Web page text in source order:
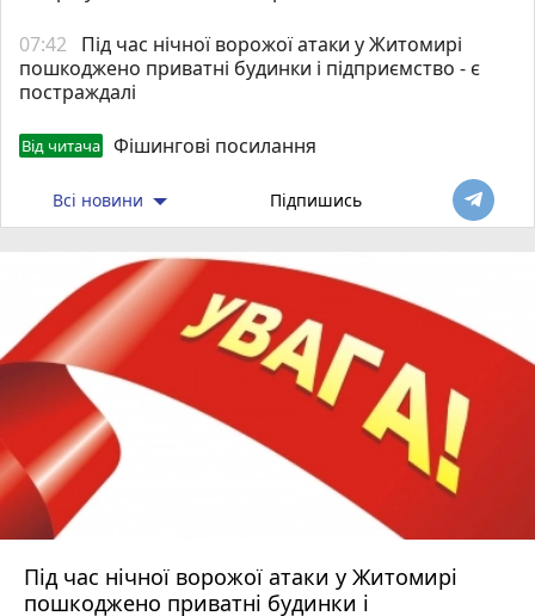
07:42
Під час нічної ворожої атаки у Житомирі
пошкоджено приватні будинки і підприємство - є
постраждалі
Від читача Фішингові посилання
Всі новини Підпишись
Під час нічної ворожої атаки у Житомирі
пошкоджено приватні будинки і